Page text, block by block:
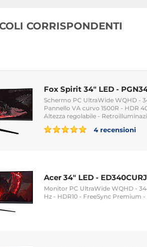
CORRISPONDENTI
Fox Spirit 34" LED -
Schermo PC UltraWide WQHD -
Pannello VA curvo 1500R - HDR
Altezza regolabile -
4 recensioni
Acer 34" LED -
Monitor PC UltraWide WQHD -
Hz - HDR10 - FreeSync Premium